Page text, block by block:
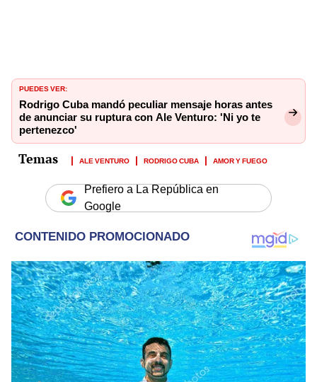
PUEDES VER:
Rodrigo Cuba mandó peculiar mensaje horas antes
de anunciar su ruptura con Ale Venturo: 'Ni yo te
pertenezco'
ALE VENTURO RODRIGO CUBA AMOR Y FUEGO
Prefiero a La República en
Google